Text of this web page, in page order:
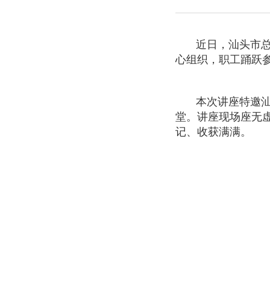
近日，汕头市
心组织，职工踊跃
本次讲座特邀
堂。讲座现场座无
记、收获满满。